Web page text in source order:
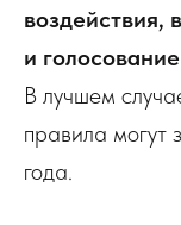
воздействия,
и
В лучшем
правила могут
года.